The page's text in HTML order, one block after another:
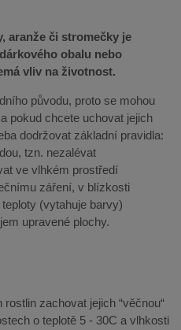
aranže či stromečky je
obalu nebo
vliv na životnost.
původu, proto se mohou
pokud chcete uchovat jejich
dodržovat základní pravidla:
tzn. nezalévat
ve vlhkém prostředí
záření, v blízkosti
(vytahuje barvy)
upravené plochy.
zachovat jejich “věčnou“
o teplotě 5 - 30C a vlhkosti